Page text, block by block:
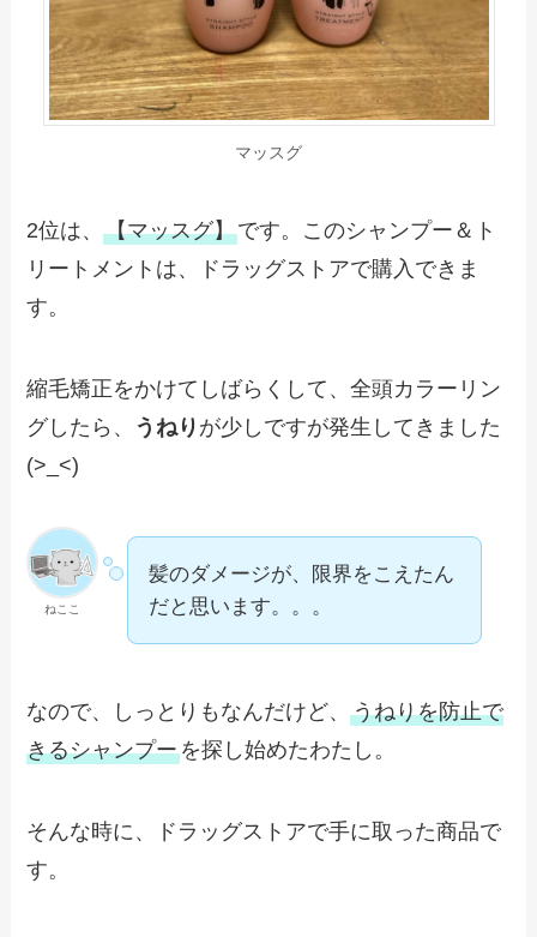
マッスグ
2位は、【マッスグ】です。このシャンプー＆ト
リートメントは、ドラッグストアで購入できま
す。
縮毛矯正をかけてしばらくして、全頭カラーリン
グしたら、
うねり が少しですが発生してきました
(>_<)
ねここ
髪のダメージが、限界をこえたん
だと思います。。。
なので、しっとりもなんだけど、うねりを防止で
きるシャンプーを探し始めたわたし。
そんな時に、ドラッグストアで手に取った商品で
す。